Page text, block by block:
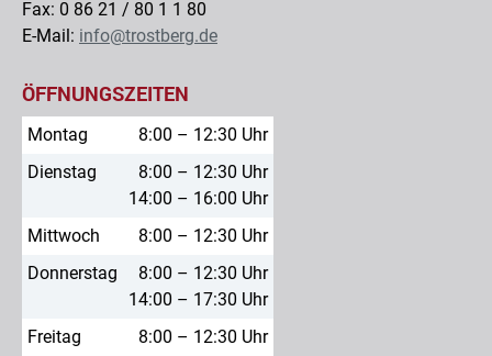
Fax: 0 86 21 / 80 1 1 80
E-Mail: info@trostberg.de
ÖFFNUNGSZEITEN
Montag
8:00 – 12:30 Uhr
Dienstag
8:00 – 12:30 Uhr
14:00 – 16:00 Uhr
Mittwoch
8:00 – 12:30 Uhr
Donnerstag
8:00 – 12:30 Uhr
14:00 – 17:30 Uhr
Freitag
8:00 – 12:30 Uhr